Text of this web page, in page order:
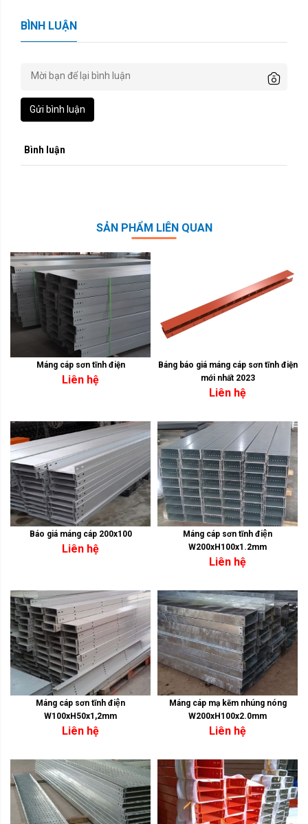
BÌNH LUẬN
Gửi bình luận
Bình luận
SẢN PHẨM LIÊN QUAN
Máng cáp sơn tĩnh điện
Liên hệ
Báng báo giá máng cáp sơn tĩnh điện
mới nhất 2023
Liên hệ
Báo giá máng cáp 200x100
Liên hệ
Máng cáp sơn tĩnh điện
W200xH100x1.2mm
Liên hệ
Máng cáp sơn tĩnh điện
W100xH50x1,2mm
Liên hệ
Máng cáp mạ kẽm nhúng nóng
W200xH100x2.0mm
Liên hệ